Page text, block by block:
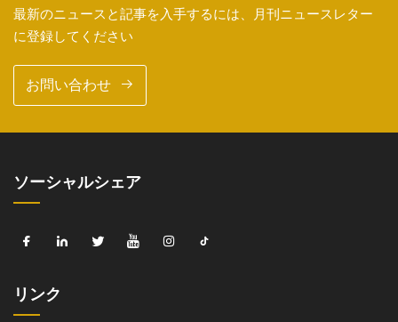
最新のニュースと記事を入手するには、月刊ニュースレター
に登録してください
お問い合わせ
ソーシャルシェア
リンク